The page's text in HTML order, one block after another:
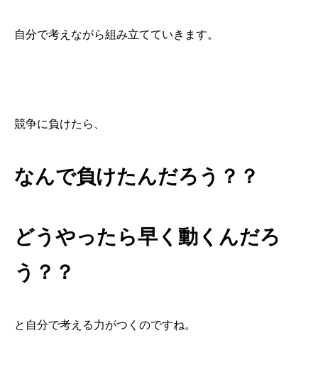
自分で考えながら組み立てていきます。
競争に負けたら、
なんで負けたんだろう？？
どうやったら早く動くんだろ
う？？
と自分で考える力がつくのですね。